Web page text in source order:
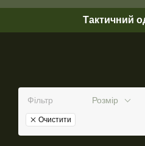
Тактичний
Фільтр
Очистити
Розмір